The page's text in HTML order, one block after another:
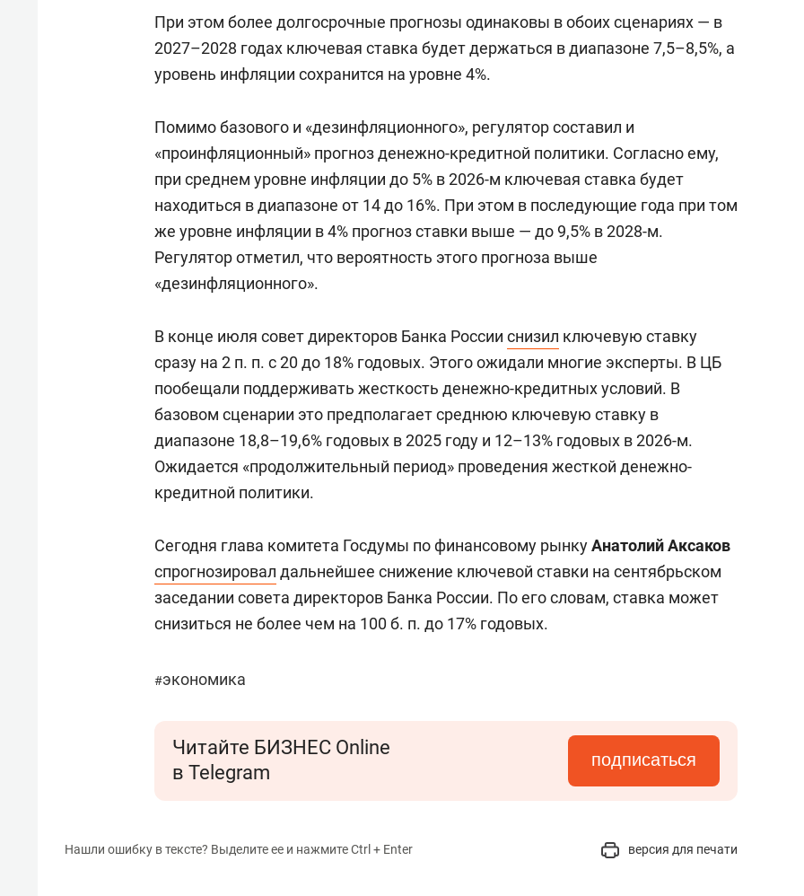
При этом более долгосрочные прогнозы одинаковы в обоих сценариях — в
2027–2028 годах ключевая ставка будет держаться в диапазоне 7,5–8,5%, а
уровень инфляции сохранится на уровне 4%.
Помимо базового и «дезинфляционного», регулятор составил и
«проинфляционный» прогноз денежно-кредитной политики. Согласно ему,
при среднем уровне инфляции до 5% в 2026-м ключевая ставка будет
находиться в диапазоне от 14 до 16%. При этом в последующие года при том
же уровне инфляции в 4% прогноз ставки выше — до 9,5% в 2028-м.
Регулятор отметил, что вероятность этого прогноза выше
«дезинфляционного».
В конце июля совет директоров Банка России снизил ключевую ставку
сразу на 2 п. п. с 20 до 18% годовых. Этого ожидали многие эксперты. В ЦБ
пообещали поддерживать жесткость денежно-кредитных условий. В
базовом сценарии это предполагает среднюю ключевую ставку в
диапазоне 18,8–19,6% годовых в 2025 году и 12–13% годовых в 2026-м.
Ожидается «продолжительный период» проведения жесткой денежно-
кредитной политики.
Сегодня глава комитета Госдумы по финансовому рынкуАнатолий Аксаков
спрогнозировал дальнейшее снижение ключевой ставки на сентябрьском
заседании совета директоров Банка России. По его словам, ставка может
снизиться не более чем на 100 б. п. до 17% годовых.
#экономика
Читайте БИЗНЕС Online
в Telegram
подписаться
Нашли ошибку в тексте? Выделите ее и нажмите Ctrl + Enter версия для печати